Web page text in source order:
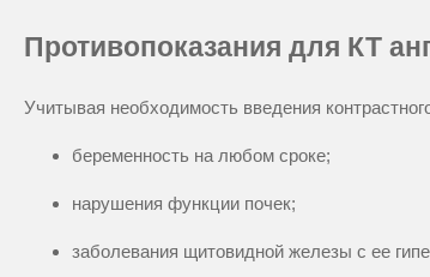
Противопоказания для КТ
Учитывая необходимость введения
беременность на любом сроке;
нарушения функции почек;
заболевания щитовидной железы с ее